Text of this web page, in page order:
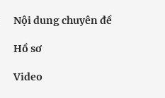
Nội dung chuyên đề
Hồ sơ
Video